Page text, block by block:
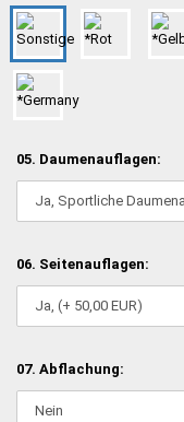
05. Daumenauflagen:
06. Seitenauflagen:
07. Abflachung: